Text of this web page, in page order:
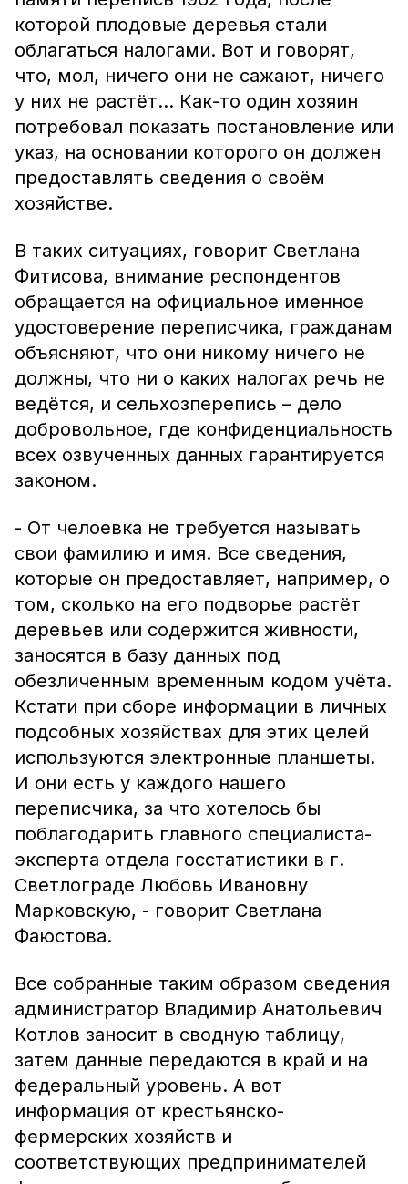
которой плодовые деревья стали
облагаться налогами. Вот и говорят,
что, мол, ничего они не сажают, ничего
у них не растёт… Как-то один хозяин
потребовал показать постановление или
указ, на основании которого он должен
предоставлять сведения о своём
хозяйстве.
В таких ситуациях, говорит Светлана
Фитисова, внимание респондентов
обращается на официальное именное
удостоверение переписчика, гражданам
объясняют, что они никому ничего не
должны, что ни о каких налогах речь не
ведётся, и сельхозперепись – дело
добровольное, где конфиденциальность
всех озвученных данных гарантируется
законом.
- От челоевка не требуется называть
свои фамилию и имя. Все сведения,
которые он предоставляет, например, о
том, сколько на его подворье растёт
деревьев или содержится живности,
заносятся в базу данных под
обезличенным временным кодом учёта.
Кстати при сборе информации в личных
подсобных хозяйствах для этих целей
используются электронные планшеты.
И они есть у каждого нашего
переписчика, за что хотелось бы
поблагодарить главного специалиста-
эксперта отдела госстатистики в г.
Светлограде Любовь Ивановну
Марковскую, - говорит Светлана
Фаюстова.
Все собранные таким образом сведения
администратор Владимир Анатольевич
Котлов заносит в сводную таблицу,
затем данные передаются в край и на
федеральный уровень. А вот
информация от крестьянско-
фермерских хозяйств и
соответствующих предпринимателей